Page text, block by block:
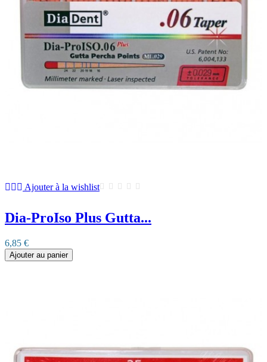
Ajouter à la wishlist
Dia-ProIso Plus Gutta...
6,85 €
Ajouter au panier